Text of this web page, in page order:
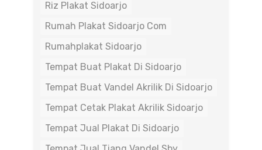
Riz Plakat Sidoarjo
Rumah Plakat Sidoarjo Com
Rumahplakat Sidoarjo
Tempat Buat Plakat Di Sidoarjo
Tempat Buat Vandel Akrilik Di Sidoarjo
Tempat Cetak Plakat Akrilik Sidoarjo
Tempat Jual Plakat Di Sidoarjo